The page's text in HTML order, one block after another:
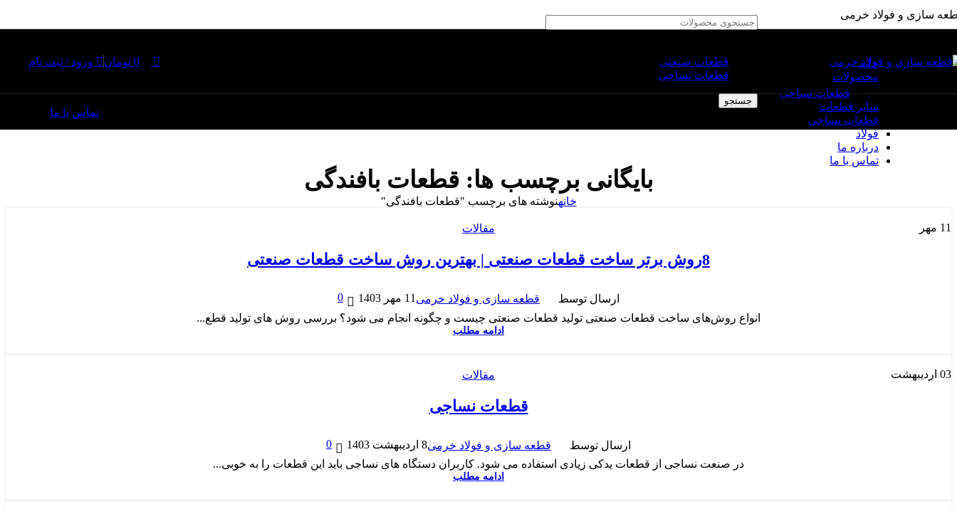
رد کردن به ناوبریرد کردن به محتوای اصلیسازی و فولاد خرمی
قطعات صنعتی
قطعات نساجی
جستجو
0 تومان ورود / ثبت نام
خانه
محصولات
قطعات نساجی
سایر قطعات
قطعات نساجی
فولاد
درباره ما
تماس با ما
تماس با ما
بایگانی برچسب ها: قطعات بافندگی
خانهنوشته های برچسب "قطعات بافندگی"
11 مهر مقالات
8روش‌ برتر ساخت قطعات صنعتی | بهترین روش ساخت قطعات صنعتی
ارسال توسط قطعه سازی و فولاد خرمی 11 مهر 1403
0
انواع روش‌های ساخت قطعات صنعتی تولید قطعات صنعتی چیست و چگونه انجام می شود؟ بررسی روش های تولید قطع...
ادامه مطلب
03 اردیبهشت مقالات
قطعات نساجی
ارسال توسط قطعه سازی و فولاد خرمی8 اردیبهشت 1403
0
در صنعت نساجی از قطعات یدکی زیادی استفاده می شود. کاربران دستگاه های نساجی باید این قطعات را به خوبی...
ادامه مطلب